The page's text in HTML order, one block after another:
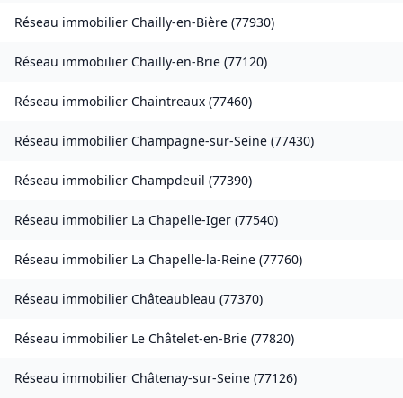
Réseau immobilier Chailly-en-Bière (77930)
Réseau immobilier Chailly-en-Brie (77120)
Réseau immobilier Chaintreaux (77460)
Réseau immobilier Champagne-sur-Seine (77430)
Réseau immobilier Champdeuil (77390)
Réseau immobilier La Chapelle-Iger (77540)
Réseau immobilier La Chapelle-la-Reine (77760)
Réseau immobilier Châteaubleau (77370)
Réseau immobilier Le Châtelet-en-Brie (77820)
Réseau immobilier Châtenay-sur-Seine (77126)